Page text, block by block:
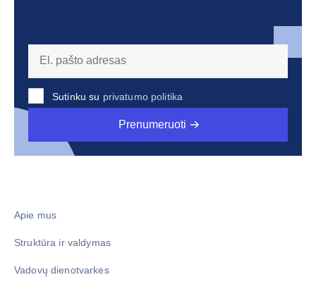
Sutinku su privatumo politika
Prenumeruoti
Apie mus
Struktūra ir valdymas
Vadovų dienotvarkės